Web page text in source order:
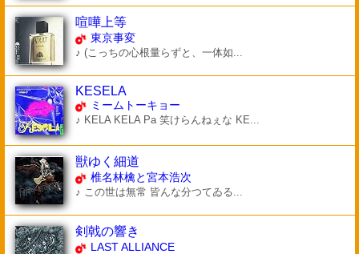
喧嘩上等
東京事変
♪ (こっちの心根量らずと、一体如...
KESELA
ミームトーキョー
♪ KELA KELA Pa 笑けらんねぇな KE...
獣ゆく細道
椎名林檎と宮本浩次
♪ この世は無常 皆んな分つてゐる...
剣戟の響き
LAST ALLIANCE